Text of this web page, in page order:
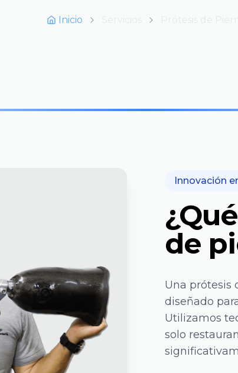
Inicio
Innovación
de
Una prótesis
diseñado
Utilizamos
solo